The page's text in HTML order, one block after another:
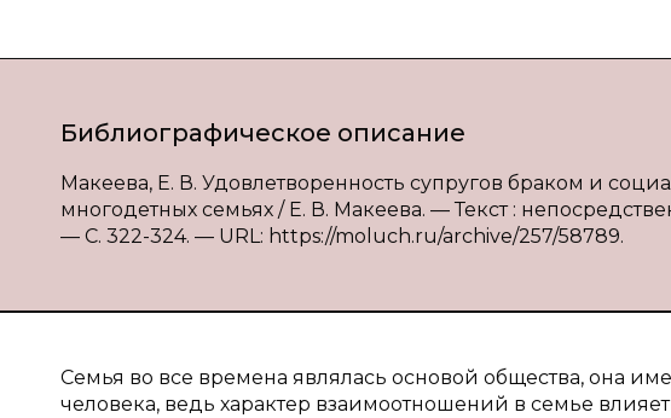
Библиографическое описание
Макеева, Е. В. Удовлетворенность супругов браком и
многодетных семьях / Е. В. Макеева. — Текст :
— С. 322-324. — URL: https://moluch.ru/archive/257/58789.
Семья во все времена являлась основой общества, она
человека, ведь характер взаимоотношений в семье